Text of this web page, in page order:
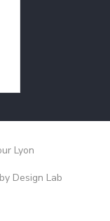
Lyon
Design Lab